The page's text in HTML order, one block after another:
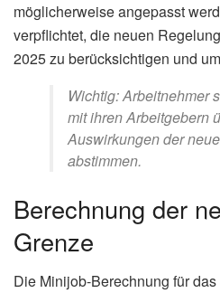
möglicherweise angepasst
verpflichtet, die neuen
2025 zu berücksichtigen und
Wichtig: Arbeitnehmer
mit ihren Arbeitgebern
Auswirkungen der
abstimmen.
Berechnung der
Grenze
Die Minijob-Berechnung für